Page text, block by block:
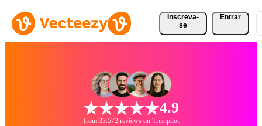
Inscreva-
se
Entrar
4.9
from 33.572 reviews on Trustpilot